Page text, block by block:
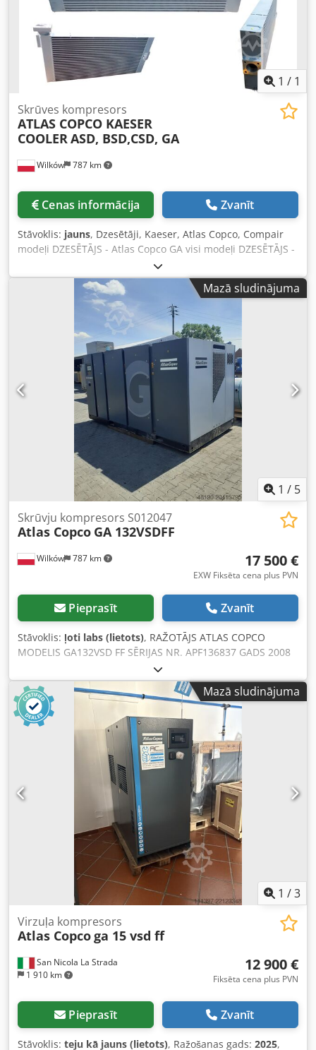
1 / 1
Wilków 787 km
Skrūves kompresors
ATLAS COPCO KAESER
COOLERASD, BSD,CSD, GA
Cenas informācija Zvanīt
Stāvoklis: jauns, Dzesētāji, Kaeser, Atlas Copco, Compair
modeļi DZESĒTĀJS - Atlas Copco GA visi modeļi DZESĒTĀJS -
KAESER visi modeļi EĻĻAS DZESĒTĀJS Dkjdpfx Afex I E Ayjler
Mazā sludinājuma
1 / 5
Wilków 787 km
Skrūvju kompresors S012047
Atlas Copco GA 132VSDFF
17 500 €
EXW Fiksēta cena plus PVN
Pieprasīt Zvanīt
Stāvoklis: ļoti labs (lietots), RAŽOTĀJS ATLAS COPCO
MODELIS GA132VSD FF SĒRIJAS NR. APF136837 GADS 2008
JAUDA (kW) 153 RAŽĪBA (m3/min) 22,9 m3/min - 381 l/s
SPIEDIENS (bar) 8,5 FREKVENČU PĀRVEIDOTĀJS jā Dodpfx
Afoxtblxelskr IEBŪVĒTS SAUSINĀTĀJS jā SIILTUMMAIŅIS nē
DZESĒŠANA (GAISS/ŪDENS) gaiss UZ TVERTNES nē
DOKUMENTI nē SAVIENOTĀJS 2 JAUNS/LIETOTS LIETOTS
Mazā sludinājuma
1 /3
San Nicola La Strada
1 910 km
Virzuļa kompresors
Atlas Copcoga 15 vsd ff
12 900 €
Fiksēta cena plus PVN
Pieprasīt Zvanīt
Stāvoklis: teju kā jauns (lietots), Ražošanas gads: 2025,